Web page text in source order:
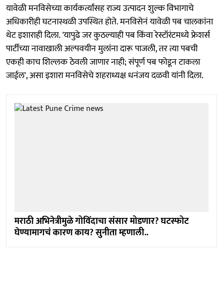
यावेळी मनविसेच्या कार्यकर्त्यांसह राज्य उत्पादन शुल्क विभागाचे
अधिकारीही घटनास्थळी उपस्थित होते. मनविसेनं यावेळी पब चालकांना
थेट इशाराही दिला. 'यापुढे जर कुठल्याही पब किंवा रेस्टॉरंटमध्ये फ्रेशर्स
पार्टीच्या नावाखाली अल्पवयीन मुलांना दारू पाजली, तर त्या पबची
एकही काच शिल्लक ठेवली जाणार नाही; संपूर्ण पब फोडून टाकला
जाईल', असा इशारा मनविसेचे शहराध्यक्ष धनंजय दळवी यांनी दिला.
मराठी अभिनेत्रीमुळे गोविंदाचा संसार मोडणार? घटस्फोट
घेण्यामागचं कारण काय? सुनीता म्हणाली..